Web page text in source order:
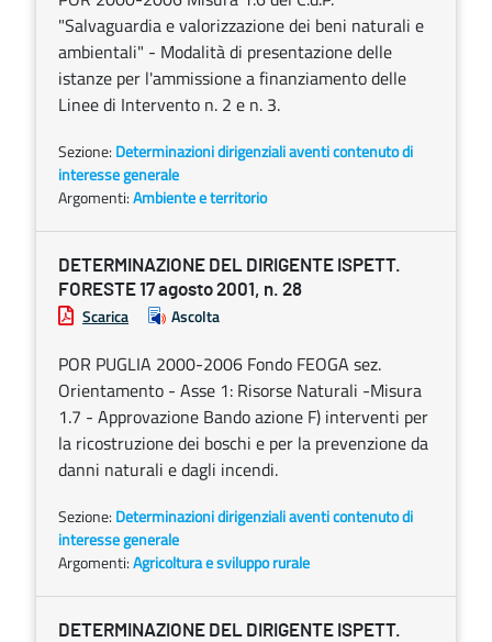
"Salvaguardia e valorizzazione dei beni naturali e
ambientali" - Modalità di presentazione delle
istanze per l'ammissione a finanziamento delle
Linee di Intervento n. 2 e n. 3.
Sezione: Determinazioni dirigenziali aventi contenuto di
interesse generale
Argomenti:Ambiente e territorio
DETERMINAZIONE DEL DIRIGENTE ISPETT.
FORESTE 17 agosto 2001, n. 28
Scarica Ascolta
POR PUGLIA 2000-2006 Fondo FEOGA sez.
Orientamento - Asse 1: Risorse Naturali -Misura
1.7 - Approvazione Bando azione F) interventi per
la ricostruzione dei boschi e per la prevenzione da
danni naturali e dagli incendi.
Sezione: Determinazioni dirigenziali aventi contenuto di
interesse generale
Argomenti:Agricoltura e sviluppo rurale
DETERMINAZIONE DEL DIRIGENTE ISPETT.